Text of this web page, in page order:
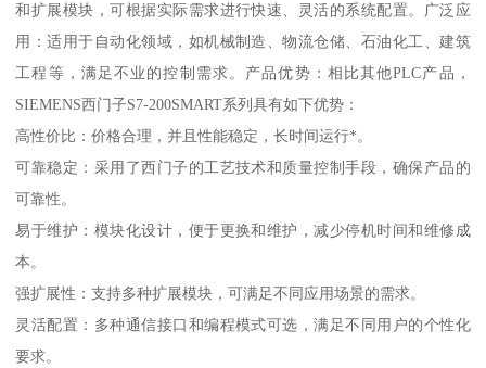
和扩展模块，可根据实际需求进行快速、灵活的系统配置。广泛应
用：适用于自动化领域，如机械制造、物流仓储、石油化工、建筑
工程等，满足不业的控制需求。产品优势：相比其他PLC产品，
SIEMENS西门子S7-200SMART系列具有如下优势：
高性价比：价格合理，并且性能稳定，长时间运行*。
可靠稳定：采用了西门子的工艺技术和质量控制手段，确保产品的
可靠性。
易于维护：模块化设计，便于更换和维护，减少停机时间和维修成
本。
强扩展性：支持多种扩展模块，可满足不同应用场景的需求。
灵活配置：多种通信接口和编程模式可选，满足不同用户的个性化
要求。